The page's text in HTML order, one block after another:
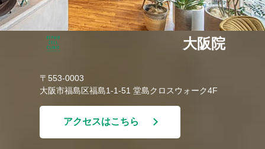
大阪院
〒553-0003
大阪市福島区福島1-1-51 堂島クロスウォーク4F
アクセスはこちら